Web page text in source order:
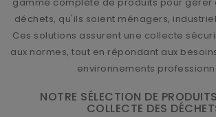
déchets, qu'ils soient ménagers,
Ces solutions assurent une collecte
aux normes, tout en répondant aux
environnements
NOTRE SÉLECTION DE
COLLECTE DES